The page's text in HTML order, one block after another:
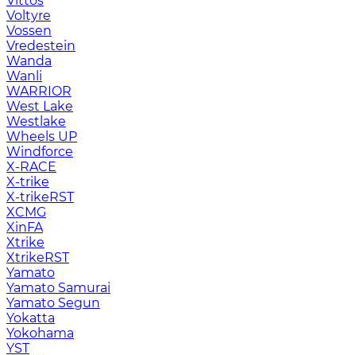
Voltyre
Vossen
Vredestein
Wanda
Wanli
WARRIOR
West Lake
Westlake
Wheels UP
Windforce
X-RACE
X-trike
X-trikeRST
XCMG
XinFA
Xtrike
XtrikeRST
Yamato
Yamato Samurai
Yamato Segun
Yokatta
Yokohama
YST